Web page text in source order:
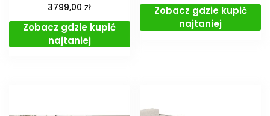
3799,00zł
Zobacz gdzie kupić
najtaniej
Zobacz gdzie kupić
najtaniej